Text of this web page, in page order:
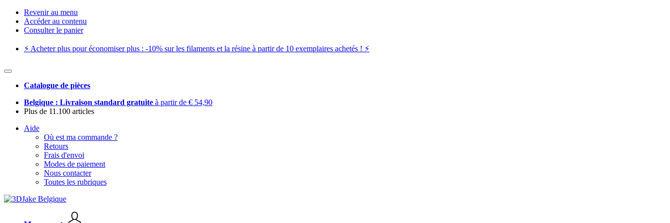
Revenir au menu
Accéder au contenu
Consulter le panier
⚡️ Acheter plus pour économiser plus : -10% sur les filaments et la résine à partir de 10 exemplaires achetés ! ⚡️
Catalogue de pièces
Belgique : Livraison standard gratuite à partir de € 54,90
Plus de 11.100 articles
Aide
Où est ma commande ?
Retours
Frais d'envoi
Modes de paiement
Nous contacter
Toutes les rubriques